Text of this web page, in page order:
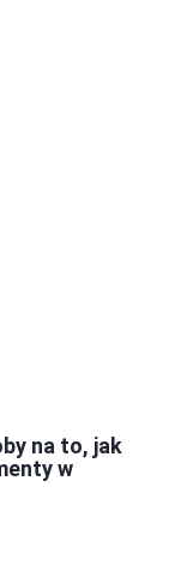
na to, jak
w